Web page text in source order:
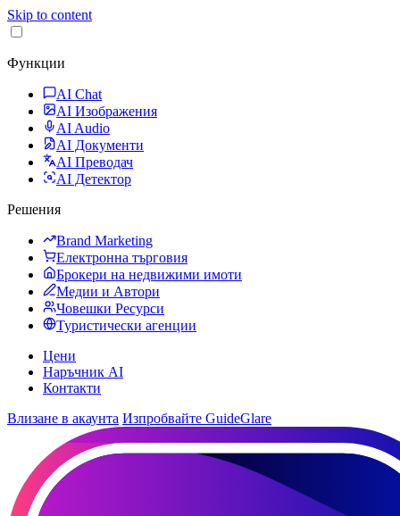
Skip to content
Функции
AI Chat
AI Изображения
AI Audio
AI Документи
AI Преводач
AI Детектор
Решения
Brand Marketing
Електронна търговия
Брокери на недвижими имоти
Медии и Автори
Човешки Ресурси
Туристически агенции
Цени
Наръчник AI
Контакти
Влизане в акаунта Изпробвайте GuideGlare